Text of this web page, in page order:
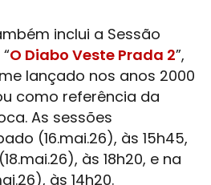
inclui a Sessão
O Diabo Veste Prada 2”,
lançado nos anos 2000
como referência da
As sessões
(16.mai.26), às 15h45,
às 18h20, e na
às 14h20.